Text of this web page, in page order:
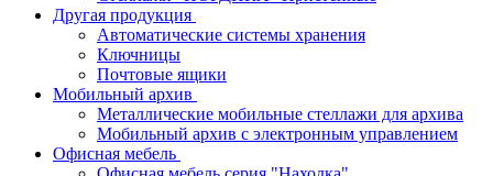
Другая продукция
Автоматические системы хранения
Ключницы
Почтовые ящики
Мобильный архив
Металлические мобильные стеллажи для архива
Мобильный архив с электронным управлением
Офисная мебель